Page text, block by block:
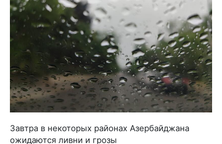
Завтра в некоторых районах Азербайджана
ожидаются ливни и грозы